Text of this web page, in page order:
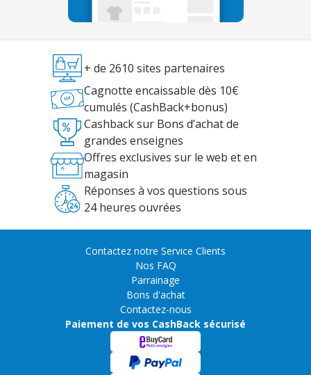
+ de 2610 sites partenaires
Cagnotte encaissable dès 10€
cumulés (CashBack+bonus)
Cashback sur Bons d’achat de
grandes enseignes
Offres exclusives sur le web et en
magasin
Réponses à vos questions sous
24 heures ouvrées
Contactez notre Service Clients
Nos FAQ
Parrainage
Bons d'achat
Contactez-nous
Paiement de vos CashBack sécurisé